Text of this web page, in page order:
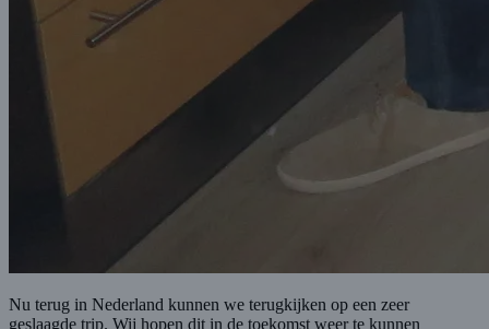
Nu terug in Nederland kunnen we terugkijken op een zeer
geslaagde trip. Wij hopen dit in de toekomst weer te kunnen